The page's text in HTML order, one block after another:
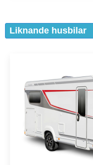
Liknande husbilar